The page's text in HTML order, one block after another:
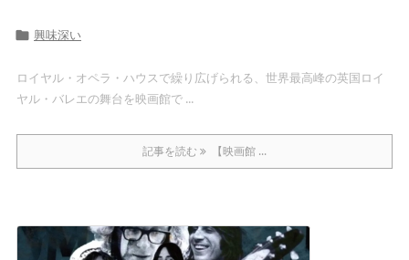
 興味深い
ロイヤル・オペラ・ハウスで繰り広げられる、世界最高峰の英国ロイ
ヤル・バレエの舞台を映画館で ...
記事を読む 【映画館 ...